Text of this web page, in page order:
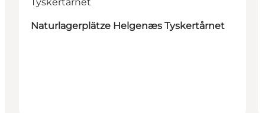
Naturlagerplätze Helgenæs Tyskertårnet